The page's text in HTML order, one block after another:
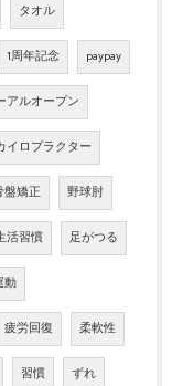
タオル
1周年記念 paypay
アルオープン
イロプラクター
盤矯正 野球肘
活習慣 足がつる
動
疲労回復 柔軟性
習慣 ずれ